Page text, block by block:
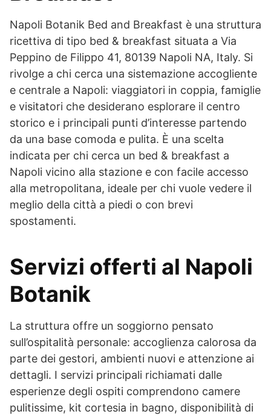
Napoli Botanik Bed and Breakfast è una struttura
ricettiva di tipo bed & breakfast situata a Via
Peppino de Filippo 41, 80139 Napoli NA, Italy. Si
rivolge a chi cerca una sistemazione accogliente
e centrale a Napoli: viaggiatori in coppia, famiglie
e visitatori che desiderano esplorare il centro
storico e i principali punti d’interesse partendo
da una base comoda e pulita. È una scelta
indicata per chi cerca un bed & breakfast a
Napoli vicino alla stazione e con facile accesso
alla metropolitana, ideale per chi vuole vedere il
meglio della città a piedi o con brevi
spostamenti.
Servizi offerti al Napoli
Botanik
La struttura offre un soggiorno pensato
sull’ospitalità personale: accoglienza calorosa da
parte dei gestori, ambienti nuovi e attenzione ai
dettagli. I servizi principali richiamati dalle
esperienze degli ospiti comprendono camere
pulitissime, kit cortesia in bagno, disponibilità di